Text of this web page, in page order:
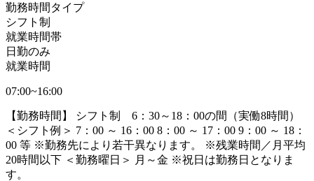
勤務時間タイプ
シフト制
就業時間帯
日勤のみ
就業時間
07:00~16:00
【勤務時間】 シフト制 6：30～18：00の間（実働8時間）
＜シフト例＞ 7：00 ～ 16：00 8：00 ～ 17：00 9：00 ～ 18：
00 等 ※勤務先により若干異なります。 ※残業時間／月平均
20時間以下 ＜勤務曜日＞ 月～金 ※祝日は勤務日となりま
す。